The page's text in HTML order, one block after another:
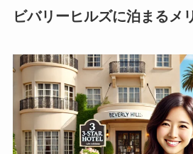
ビバリーヒルズに泊まるメ